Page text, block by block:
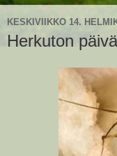
KESKIVIIKKO 14.
Herkuton